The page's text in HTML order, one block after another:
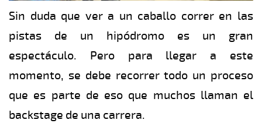
Sin duda que ver a un caballo correr en las
pistas de un hipódromo es un gran
espectáculo. Pero para llegar a este
momento, se debe recorrer todo un proceso
que es parte de eso que muchos llaman el
backstage de una carrera.